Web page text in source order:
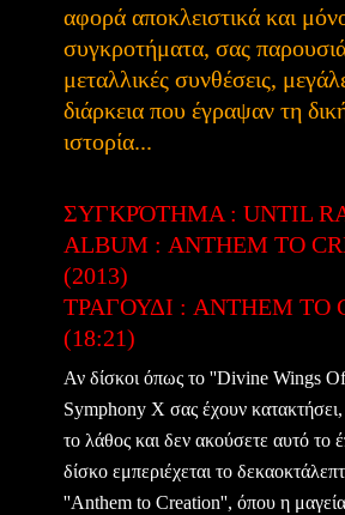
αφορά αποκλειστικά και
συγκροτήματα, σας
μεταλλικές συνθέσεις,
διάρκεια που έγραψαν τη
ιστορία...
ΣΥΓΚΡΌΤΗΜΑ : UNTIL
ALBUM : ΑNTHEM TO
(2013)
ΤΡΑΓΟΥΔΙ : ANTHEM TO
(18:21)
Αν δίσκοι όπως το ''Divine Wings
Symphony X σας έχουν κατακτήσει,
το λάθος και δεν ακούσετε αυτό το
δίσκο εμπεριέχεται το
''Anthem to Creation'', όπου η